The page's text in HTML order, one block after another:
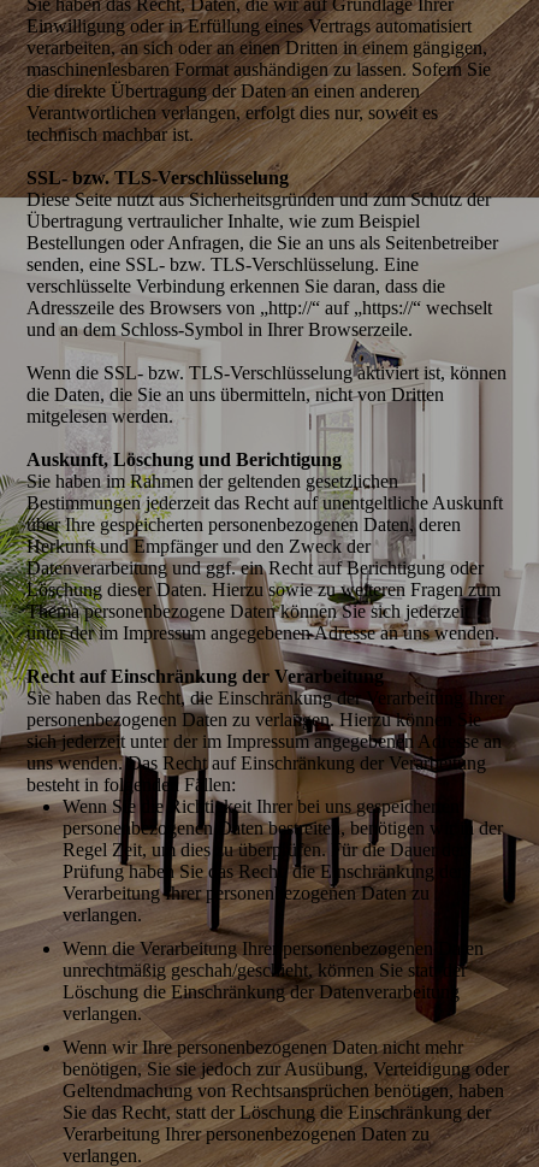
Sie haben das Recht, Daten, die wir auf Grundlage Ihrer
Einwilligung oder in Erfüllung eines Vertrags automatisiert
verarbeiten, an sich oder an einen Dritten in einem gängigen,
maschinenlesbaren Format aushändigen zu lassen. Sofern Sie
die direkte Übertragung der Daten an einen anderen
Verantwortlichen verlangen, erfolgt dies nur, soweit es
technisch machbar ist.
SSL- bzw. TLS-Verschlüsselung
Diese Seite nutzt aus Sicherheitsgründen und zum Schutz der
Übertragung vertraulicher Inhalte, wie zum Beispiel
Bestellungen oder Anfragen, die Sie an uns als Seitenbetreiber
senden, eine SSL- bzw. TLS-Verschlüsselung. Eine
verschlüsselte Verbindung erkennen Sie daran, dass die
Adresszeile des Browsers von „http://“ auf „https://“ wechselt
und an dem Schloss-Symbol in Ihrer Browserzeile.
Wenn die SSL- bzw. TLS-Verschlüsselung aktiviert ist, können
die Daten, die Sie an uns übermitteln, nicht von Dritten
mitgelesen werden.
Auskunft, Löschung und Berichtigung
Sie haben im Rahmen der geltenden gesetzlichen
Bestimmungen jederzeit das Recht auf unentgeltliche Auskunft
über Ihre gespeicherten personenbezogenen Daten, deren
Herkunft und Empfänger und den Zweck der
Datenverarbeitung und ggf. ein Recht auf Berichtigung oder
Löschung dieser Daten. Hierzu sowie zu weiteren Fragen zum
Thema personenbezogene Daten können Sie sich jederzeit
unter der im Impressum angegebenen Adresse an uns wenden.
Recht auf Einschränkung der Verarbeitung
Sie haben das Recht, die Einschränkung der Verarbeitung Ihrer
personenbezogenen Daten zu verlangen. Hierzu können Sie
sich jederzeit unter der im Impressum angegebenen Adresse an
uns wenden. Das Recht auf Einschränkung der Verarbeitung
besteht in folgenden Fällen:
Wenn Sie die Richtigkeit Ihrer bei uns gespeicherten
personenbezogenen Daten bestreiten, benötigen wir in der
Regel Zeit, um dies zu überprüfen. Für die Dauer der
Prüfung haben Sie das Recht, die Einschränkung der
Verarbeitung Ihrer personenbezogenen Daten zu
verlangen.
Wenn die Verarbeitung Ihrer personenbezogenen Daten
unrechtmäßig geschah/geschieht, können Sie statt der
Löschung die Einschränkung der Datenverarbeitung
verlangen.
Wenn wir Ihre personenbezogenen Daten nicht mehr
benötigen, Sie sie jedoch zur Ausübung, Verteidigung oder
Geltendmachung von Rechtsansprüchen benötigen, haben
Sie das Recht, statt der Löschung die Einschränkung der
Verarbeitung Ihrer personenbezogenen Daten zu
verlangen.